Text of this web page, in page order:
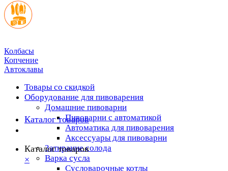
Колбасы
Копчение
Автоклавы
Товары со скидкой
Оборудование для пивоварения
Домашние пивоварни
Пивоварни с автоматикой
Автоматика для пивоварения
Аксессуары для пивоварни
Затирание солода
Варка сусла
Cусловарочные котлы
Каталог товаров
Каталог товаров
×